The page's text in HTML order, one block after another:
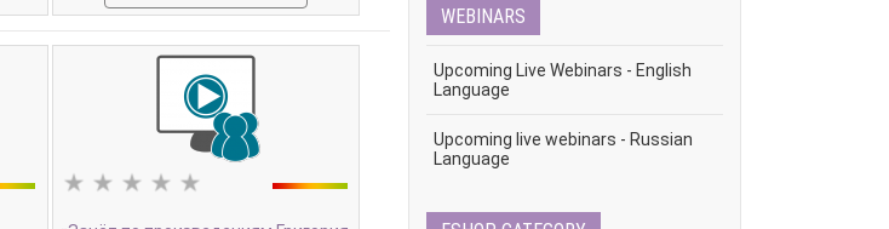
WEBINARS
Upcoming Live Webinars - English
Language
Upcoming live webinars - Russian
Language